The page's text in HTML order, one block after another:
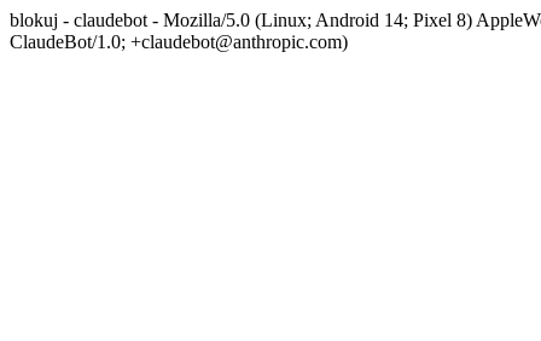
blokuj - claudebot - Mozilla/5.0 (Linux; Android 14; Pixel 8)
ClaudeBot/1.0; +claudebot@anthropic.com)